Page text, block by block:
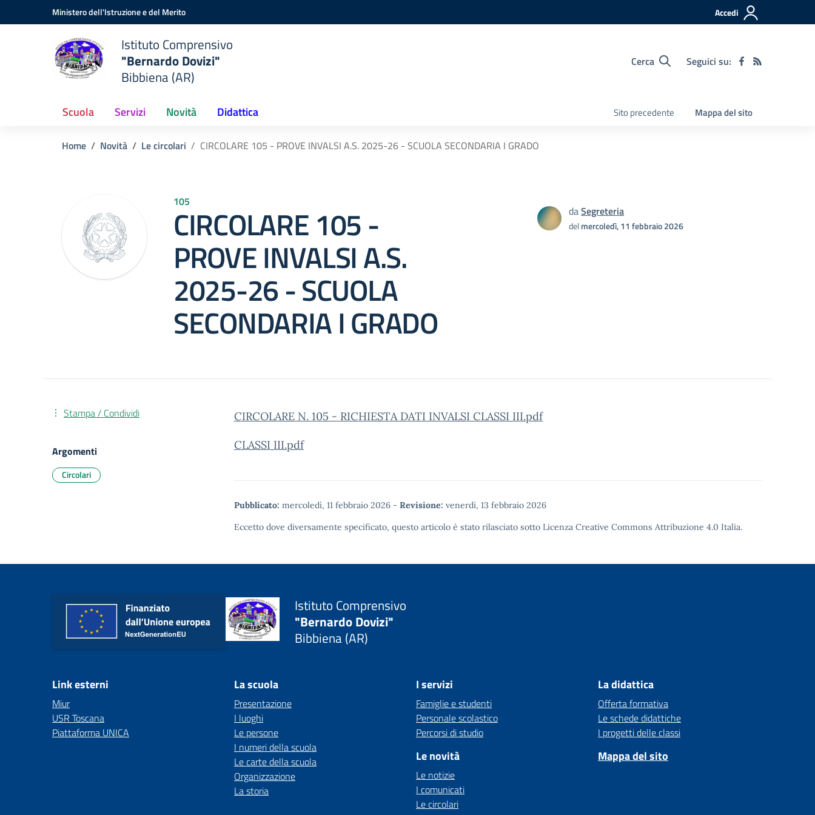
Vai ai contenuti
Vai al menu di navigazioneMinistero dell'Istruzione e del Merito Accedi
Istituto Comprensivo
"Bernardo Dovizi"
Bibbiena (AR)
Cerca Seguici su:
Scuola Servizi Novità Didattica Sito precedente Mappa del sito
Home Novità Le circolari CIRCOLARE 105 - PROVE INVALSI A.S. 2025-26 - SCUOLA SECONDARIA I GRADO
105
CIRCOLARE 105 -
PROVE INVALSI A.S.
2025-26 - SCUOLA
SECONDARIA I GRADO
daSegreteria
delmercoledì, 11 febbraio 2026
CIRCOLARE N. 105 - RICHIESTA DATI INVALSI CLASSI III.pdf
CLASSI III.pdf
Pubblicato: mercoledì, 11 febbraio 2026 - Revisione: venerdì, 13 febbraio 2026
Eccetto dove diversamente specificato, questo articolo è stato rilasciato sotto Licenza Creative Commons Attribuzione 4.0 Italia.
Stampa / Condividi
Argomenti
Circolari
Istituto Comprensivo
"Bernardo Dovizi"
Bibbiena (AR)
Link esterni
Miur
USR Toscana
Piattaforma UNICA
La scuola
Presentazione
I luoghi
Le persone
I numeri della scuola
Le carte della scuola
Organizzazione
La storia
I servizi
Famiglie e studenti
Personale scolastico
Percorsi di studio
Le novità
Le notizie
I comunicati
Le circolari
La didattica
Offerta formativa
Le schede didattiche
I progetti delle classi
Mappa del sito